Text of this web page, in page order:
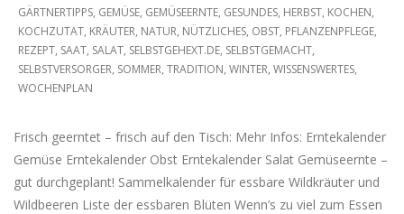
19
GÄRTNERTIPPS, GEMÜSE, GEMÜSEERNTE, GESUNDES, HERBST, KOCHEN,
KOCHZUTAT, KRÄUTER, NATUR, NÜTZLICHES, OBST, PFLANZENPFLEGE,
REZEPT, SAAT, SALAT, SELBSTGEHEXT.DE, SELBSTGEMACHT,
SELBSTVERSORGER, SOMMER, TRADITION, WINTER, WISSENSWERTES,
WOCHENPLAN
Frisch geerntet – frisch auf den Tisch: Mehr Infos: Erntekalender
Gemüse Erntekalender Obst Erntekalender Salat Gemüseernte –
gut durchgeplant! Sammelkalender für essbare Wildkräuter und
Wildbeeren Liste der essbaren Blüten Wenn’s zu viel zum Essen